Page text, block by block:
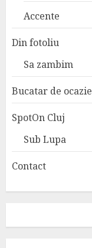
Accente
Din fotoliu
Sa zambim
Bucatar de ocazie
SpotOn Cluj
Sub Lupa
Contact